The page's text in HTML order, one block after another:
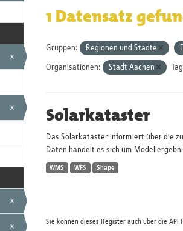
x
x
x
x
1 Datensatz
Gruppen: Regionen und Städte
Organisationen: Stadt Aachen
Solarkataster
Das Solarkataster informiert über die
Daten handelt es sich um
WMS WFS Shape
Sie können dieses Register auch über die API